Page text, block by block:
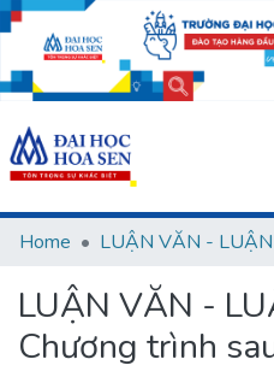
Communities & Collections
All of DSpace
User guides
Usage rules
Verify account
Home
LUẬN VĂN -
Chương trình